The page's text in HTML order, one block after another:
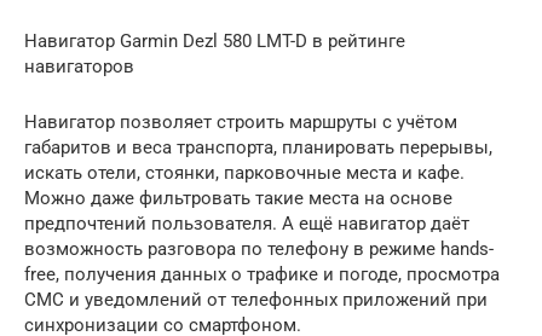
Навигатор Garmin Dezl 580 LMT-D в рейтинге
навигаторов
Навигатор позволяет строить маршруты с учётом
габаритов и веса транспорта, планировать перерывы,
искать отели, стоянки, парковочные места и кафе.
Можно даже фильтровать такие места на основе
предпочтений пользователя. А ещё навигатор даёт
возможность разговора по телефону в режиме hands-
free, получения данных о трафике и погоде, просмотра
СМС и уведомлений от телефонных приложений при
синхронизации со смартфоном.